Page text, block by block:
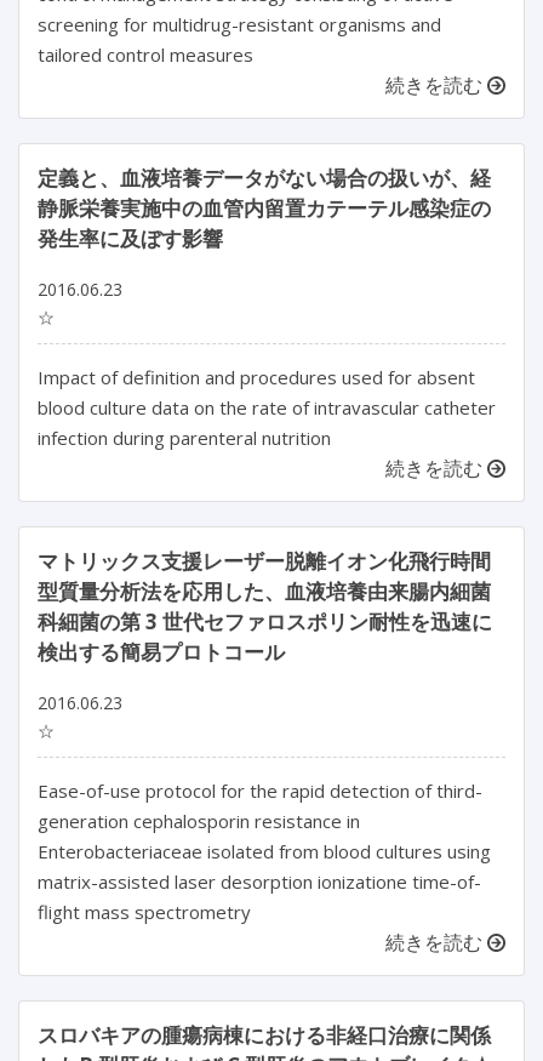
screening for multidrug-resistant organisms and
tailored control measures
続きを読む
定義と、血液培養データがない場合の扱いが、経
静脈栄養実施中の血管内留置カテーテル感染症の
発生率に及ぼす影響
2016.06.23
☆
Impact of definition and procedures used for absent
blood culture data on the rate of intravascular catheter
infection during parenteral nutrition
続きを読む
マトリックス支援レーザー脱離イオン化飛行時間
型質量分析法を応用した、血液培養由来腸内細菌
科細菌の第 3 世代セファロスポリン耐性を迅速に
検出する簡易プロトコール
2016.06.23
☆
Ease-of-use protocol for the rapid detection of third-
generation cephalosporin resistance in
Enterobacteriaceae isolated from blood cultures using
matrix-assisted laser desorption ionizatione time-of-
flight mass spectrometry
続きを読む
スロバキアの腫瘍病棟における非経口治療に関係